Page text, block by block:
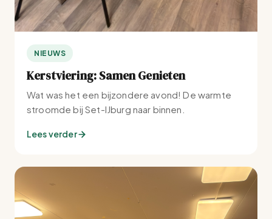
NIEUWS
Kerstviering: Samen Genieten
Wat was het een bijzondere avond! De warmte
stroomde bij Set-IJburg naar binnen.
Lees verder